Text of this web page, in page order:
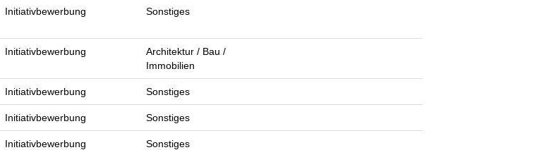
Initiativbewerbung Sonstiges
Initiativbewerbung
Architektur / Bau /
Immobilien
Initiativbewerbung Sonstiges
Initiativbewerbung Sonstiges
Initiativbewerbung Sonstiges